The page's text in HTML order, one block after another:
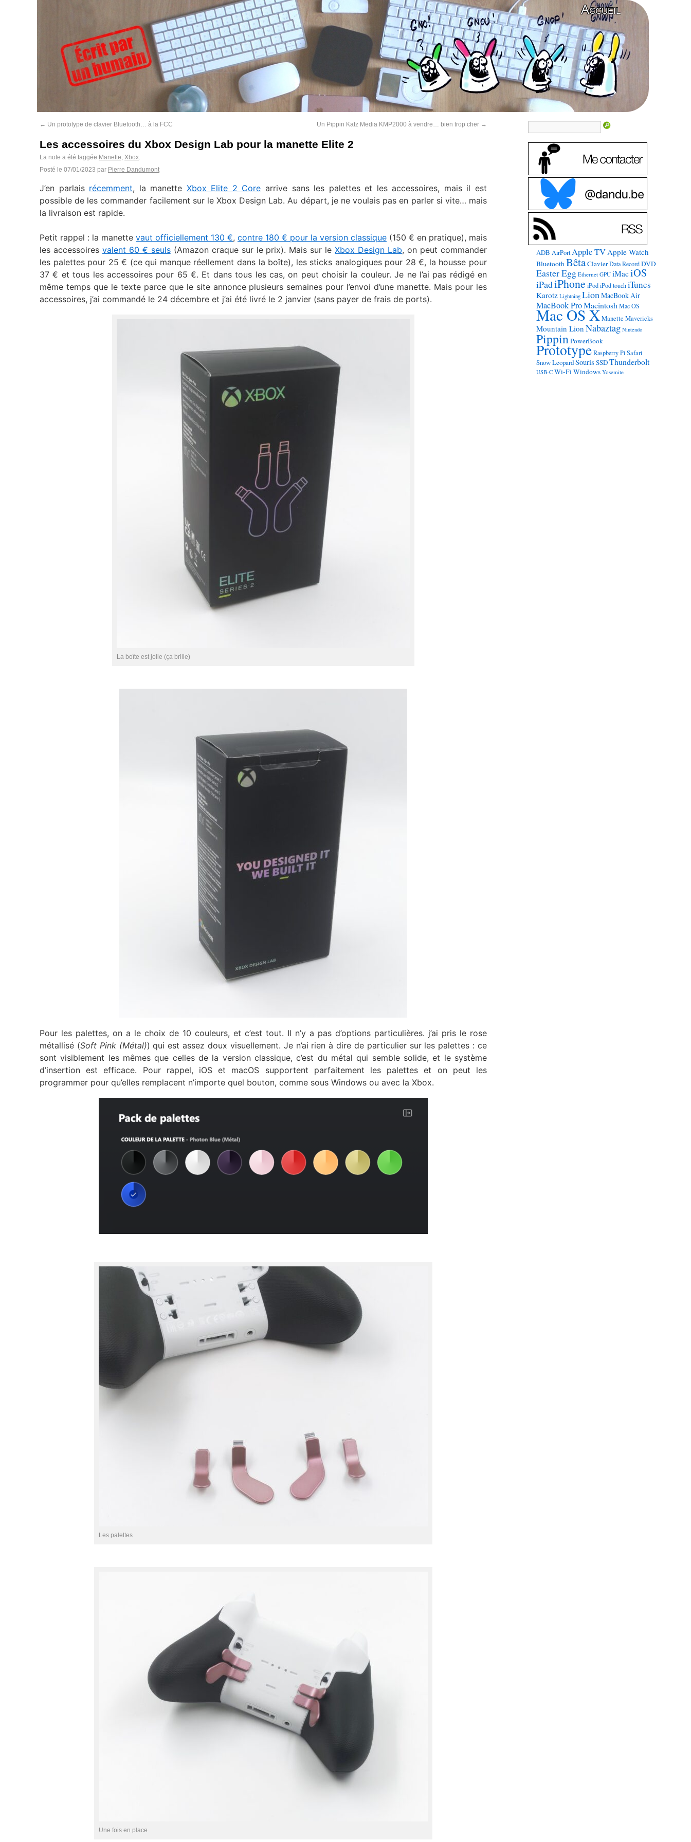
Accueil
← Un prototype de clavier Bluetooth… à la FCC Un Pippin Katz Media KMP2000 à vendre… bien trop cher →
Les accessoires du Xbox Design Lab pour la manette Elite 2
La note a été taggée Manette, Xbox.
Posté le 07/01/2023 par Pierre Dandumont
J’en parlais récemment, la manette Xbox Elite 2 Core arrive sans les palettes et les accessoires, mais il est
possible de les commander facilement sur le Xbox Design Lab. Au départ, je ne voulais pas en parler si vite… mais
la livraison est rapide.
Petit rappel : la manette vaut officiellement 130 €, contre 180 € pour la version classique (150 € en pratique), mais
les accessoires valent 60 € seuls(Amazon craque sur le prix). Mais sur leXbox Design Lab, on peut commander
les palettes pour 25 € (ce qui manque réellement dans la boîte), les sticks analogiques pour 28 €, la housse pour
37 € et tous les accessoires pour 65 €. Et dans tous les cas, on peut choisir la couleur. Je ne l’ai pas rédigé en
même temps que le texte parce que le site annonce plusieurs semaines pour l’envoi d’une manette. Mais pour les
accessoires, j’ai commandé le 24 décembre et j’ai été livré le 2 janvier (sans payer de frais de ports).
La boîte est jolie (ça brille)
Pour les palettes, on a le choix de 10 couleurs, et c’est tout. Il n’y a pas d’options particulières. j’ai pris le rose
métallisé (Soft Pink (Métal)) qui est assez doux visuellement. Je n’ai rien à dire de particulier sur les palettes : ce
sont visiblement les mêmes que celles de la version classique, c’est du métal qui semble solide, et le système
d’insertion est efficace. Pour rappel, iOS et macOS supportent parfaitement les palettes et on peut les
programmer pour qu’elles remplacent n’importe quel bouton, comme sous Windows ou avec la Xbox.
Les palettes
Une fois en place
ADB AirPort Apple TVApple Watch
BluetoothBêtaClavier Data Record DVD
Easter Egg Ethernet GPU iMaciOS
iPadiPhone iPod iPod touch iTunes
Karotz Lightning LionMacBook Air
MacBook ProMacintosh Mac OS
Mac OS X Manette Mavericks
Mountain Lion Nabaztag Nintendo
PippinPowerBook
Prototype Raspberry Pi Safari
Snow LeopardSouris SSDThunderbolt
USB-C Wi-FiWindows Yosemite